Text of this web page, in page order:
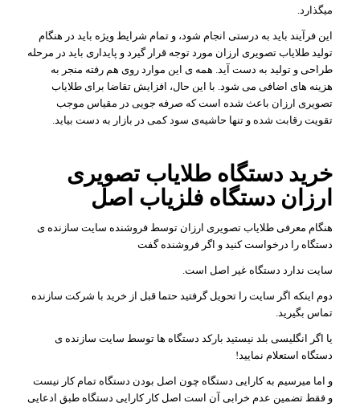
میگذارد.
این فرآیند باید به درستی انجام شود، و تمام شرایط ویژه باید در هنگام
تولید طلایاب تصویری ارزان مورد توجه قرار گیرد و پایداری باید در مرحله
طراحی و تولید به دست آید. همه ی این موارد روی هم رفته منجر به
هزینه های اضافی می شود. با این حال، افزایش تقاضا برای طلایاب
تصویری ارزان باعث شده است که صرفه جویی در مقیاس موجب
تقویت رقابت شده و تنها حاشیه‌ی سود کمی در بازار به دست بیاید.
خرید دستگاه طلایاب تصویری
ارزان دستگاه فلزیاب اصل
هنگام معرفی طلایاب تصویری ارزان توسط فروشنده سایت سازنده ی
دستگاه را درخواست کنید و اگر فروشنده گفت
سایت ندارد دستگاه غیر اصل است.
دوم اینکه اگر سایت را تحویل گرفتید حتما قبل از خرید با شرکت سازنده
تماس بگیرید.
یا اگر انگلیسی بلد نیستید بارکد دستگاه ها توسط سایت سازنده ی
دستگاه استعلام نمایید!
و اما میرسیم به کارایی دستگاه چون اصل بودن دستگاه تمام کار نیست
و فقط تضمین عدم خرابی آن است اصل کار کارایی دستگاه طبق ادعایی